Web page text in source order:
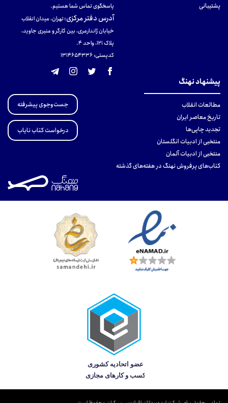
پشتیبانی
پاسخگوی تماس شما هستیم.
آدرس دفتر مرکزی:تهران، میدان انقلاب
خیابان ژاندارمری، بین کارگر و منیری جاوید،
پلاک 121، واحد ۴.
کدپستی: 131465433۶
پیشنهاد نهنگ
مطالعات انقلاب
تاریخ معاصر ایران
تجدید چاپی‌ها
منتخبی از ادبیات انگلستان
منتخبی از ادبیات آلمان
کتاب‌های پرفروش نهنگ در هفته‌های گذشته
جست‌وجوی پیشرفته
درخواست کتاب نایاب